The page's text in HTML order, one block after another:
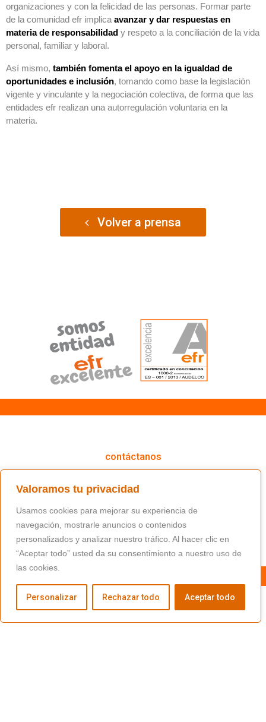
Valoramos tu privacidad
Usamos cookies para mejorar su experiencia de
navegación, mostrarle anuncios o contenidos
personalizados y analizar nuestro tráfico. Al hacer clic en
“Aceptar todo” usted da su consentimiento a nuestro uso de
las cookies.
Personalizar Rechazar todo Aceptar todo
organizaciones y con la felicidad de las personas. Formar parte
de la comunidad efr implica avanzar y dar respuestas en
materia de responsabilidad y respeto a la conciliación de la vida
personal, familiar y laboral.
Así mismo, también fomenta el apoyo en la igualdad de
oportunidades e inclusión, tomando como base la legislación
vigente y vinculante y la negociación colectiva, de forma que las
entidades efr realizan una autorregulación voluntaria en la
materia.
Volver a prensa
contáctanos
(+34) 91 766 98 56 / fundacion@masfamilia.org
síguenos en nuestras redes sociales